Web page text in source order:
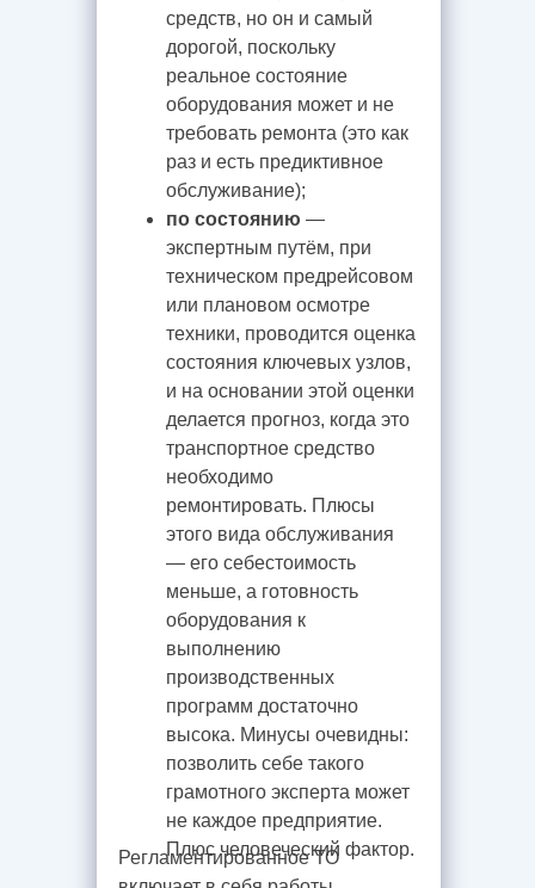
средств, но он и самый
дорогой, поскольку
реальное состояние
оборудования может и не
требовать ремонта (это как
раз и есть предиктивное
обслуживание);
по состоянию —
экспертным путём, при
техническом предрейсовом
или плановом осмотре
техники, проводится оценка
состояния ключевых узлов,
и на основании этой оценки
делается прогноз, когда это
транспортное средство
необходимо
ремонтировать. Плюсы
этого вида обслуживания
— его себестоимость
меньше, а готовность
оборудования к
выполнению
производственных
программ достаточно
высока. Минусы очевидны:
позволить себе такого
грамотного эксперта может
не каждое предприятие.
Плюс человеческий фактор.
Регламентированное ТО